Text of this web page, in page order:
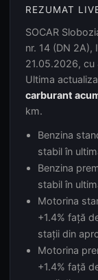
REZUMAT
SOCAR
nr. 14 (DN
21.05.2026, cu
Ultima
carburant
km.
Benzina
stabil în
Benzina
stabil în
Motorina
+1.4% față
stații din
Motorina
+1.4% față